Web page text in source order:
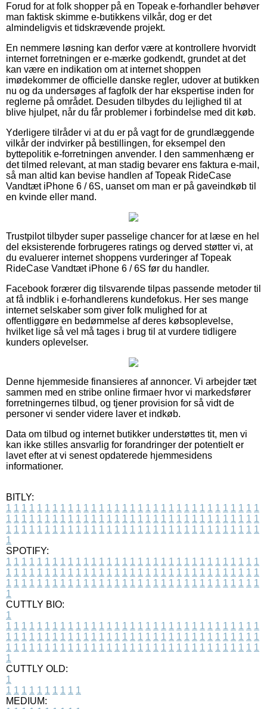
Forud for at folk shopper på en Topeak e-forhandler behøver
man faktisk skimme e-butikkens vilkår, dog er det
almindeligvis et tidskrævende projekt.
En nemmere løsning kan derfor være at kontrollere hvorvidt
internet forretningen er e-mærke godkendt, grundet at det
kan være en indikation om at internet shoppen
imødekommer de officielle danske regler, udover at butikken
nu og da undersøges af fagfolk der har ekspertise inden for
reglerne på området. Desuden tilbydes du lejlighed til at
blive hjulpet, når du får problemer i forbindelse med dit køb.
Yderligere tilråder vi at du er på vagt for de grundlæggende
vilkår der indvirker på bestillingen, for eksempel den
byttepolitik e-forretningen anvender. I den sammenhæng er
det tilmed relevant, at man stadig bevarer ens faktura e-mail,
så man altid kan bevise handlen af Topeak RideCase
Vandtæt iPhone 6 / 6S, uanset om man er på gaveindkøb til
en kvinde eller mand.
Trustpilot tilbyder super passelige chancer for at læse en hel
del eksisterende forbrugeres ratings og derved støtter vi, at
du evaluerer internet shoppens vurderinger af Topeak
RideCase Vandtæt iPhone 6 / 6S før du handler.
Facebook forærer dig tilsvarende tilpas passende metoder til
at få indblik i e-forhandlerens kundefokus. Her ses mange
internet selskaber som giver folk mulighed for at
offentliggøre en bedømmelse af deres købsoplevelse,
hvilket lige så vel må tages i brug til at vurdere tidligere
kunders oplevelser.
Denne hjemmeside finansieres af annoncer. Vi arbejder tæt
sammen med en stribe online firmaer hvor vi markedsfører
forretningernes tilbud, og tjener provision for så vidt de
personer vi sender videre laver et indkøb.
Data om tilbud og internet butikker understøttes tit, men vi
kan ikke stilles ansvarlig for forandringer der potentielt er
lavet efter at vi senest opdaterede hjemmesidens
informationer.
BITLY:
1 1 1 1 1 1 1 1 1 1 1 1 1 1 1 1 1 1 1 1 1 1 1 1 1 1 1 1 1 1 1 1 1
1 1 1 1 1 1 1 1 1 1 1 1 1 1 1 1 1 1 1 1 1 1 1 1 1 1 1 1 1 1 1 1 1
1 1 1 1 1 1 1 1 1 1 1 1 1 1 1 1 1 1 1 1 1 1 1 1 1 1 1 1 1 1 1 1 1
1
SPOTIFY:
1 1 1 1 1 1 1 1 1 1 1 1 1 1 1 1 1 1 1 1 1 1 1 1 1 1 1 1 1 1 1 1 1
1 1 1 1 1 1 1 1 1 1 1 1 1 1 1 1 1 1 1 1 1 1 1 1 1 1 1 1 1 1 1 1 1
1 1 1 1 1 1 1 1 1 1 1 1 1 1 1 1 1 1 1 1 1 1 1 1 1 1 1 1 1 1 1 1 1
1
CUTTLY BIO:
1
1 1 1 1 1 1 1 1 1 1 1 1 1 1 1 1 1 1 1 1 1 1 1 1 1 1 1 1 1 1 1 1 1
1 1 1 1 1 1 1 1 1 1 1 1 1 1 1 1 1 1 1 1 1 1 1 1 1 1 1 1 1 1 1 1 1
1 1 1 1 1 1 1 1 1 1 1 1 1 1 1 1 1 1 1 1 1 1 1 1 1 1 1 1 1 1 1 1 1
1
CUTTLY OLD:
1
1 1 1 1 1 1 1 1 1 1
MEDIUM: